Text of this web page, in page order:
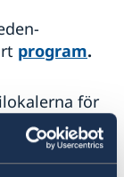
program.
för
i